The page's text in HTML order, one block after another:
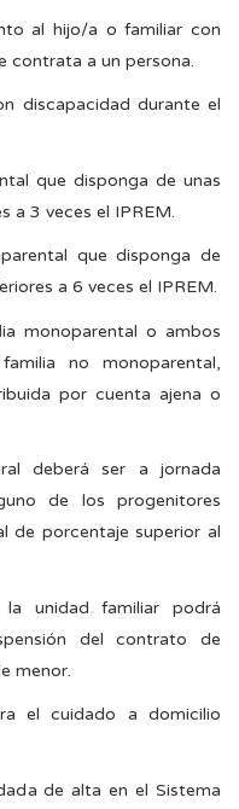
al hijo/a o familiar con
contrata a un persona.
discapacidad durante el
que disponga de unas
a 3 veces el IPREM.
que disponga de
a 6 veces el IPREM.
monoparental o ambos
no monoparental,
por cuenta ajena o
deberá ser a jornada
de los progenitores
de porcentaje superior al
unidad familiar podrá
del contrato de
menor.
el cuidado a domicilio
de alta en el Sistema